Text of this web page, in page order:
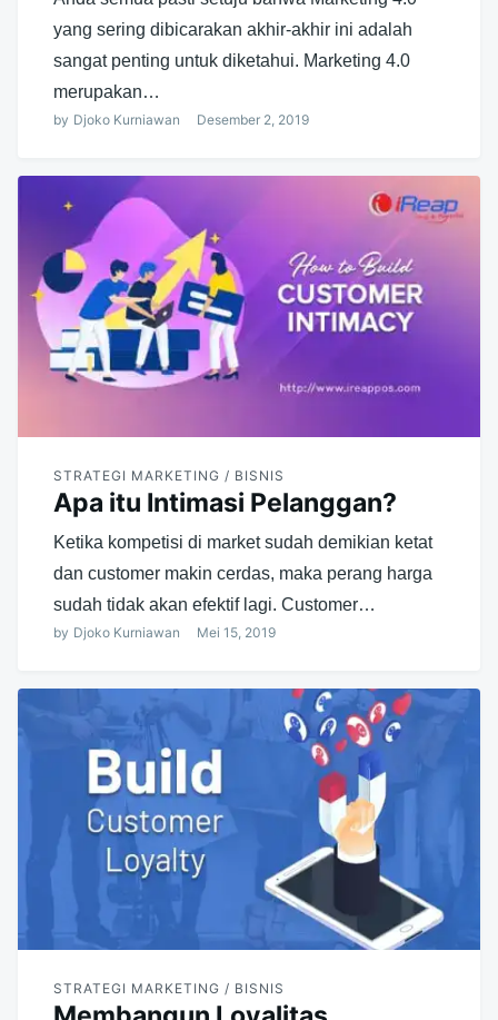
yang sering dibicarakan akhir-akhir ini adalah
sangat penting untuk diketahui. Marketing 4.0
merupakan…
by Djoko Kurniawan Desember 2, 2019
STRATEGI MARKETING / BISNIS
Apa itu Intimasi Pelanggan?
Ketika kompetisi di market sudah demikian ketat
dan customer makin cerdas, maka perang harga
sudah tidak akan efektif lagi. Customer…
by Djoko Kurniawan Mei 15, 2019
STRATEGI MARKETING / BISNIS